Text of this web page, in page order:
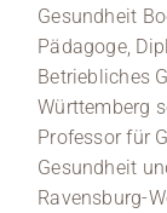
Gesundheit
Pädagoge,
Betriebliches
Württemberg
Professor für
Gesundheit
Ravensburg-